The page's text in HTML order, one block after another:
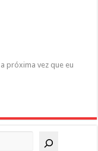
próxima vez que eu